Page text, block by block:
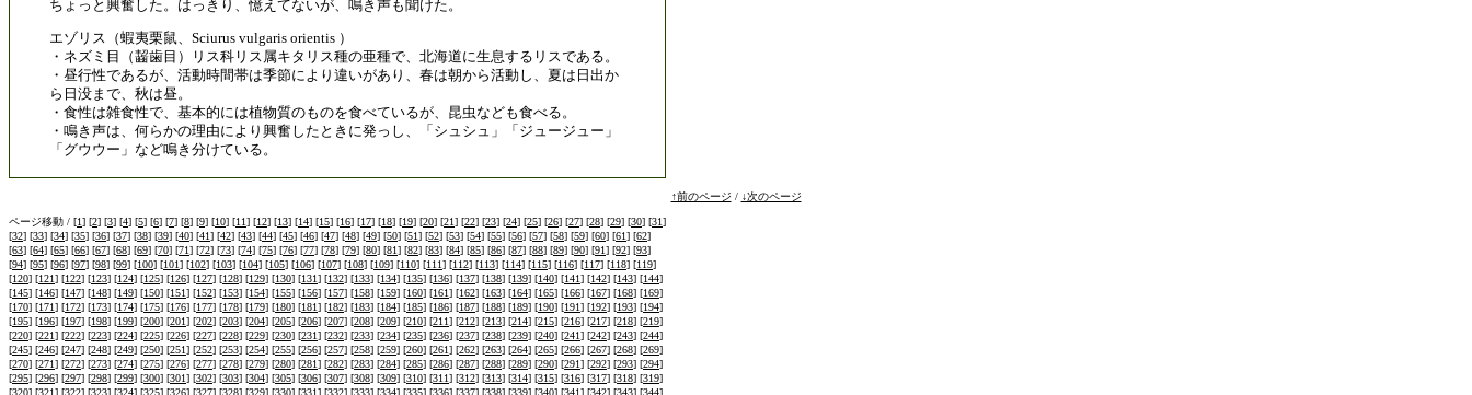
ちょっと興奮した。はっきり、憶えてないが、鳴き声も聞けた。
エゾリス（蝦夷栗鼠、Sciurus vulgaris orientis ）
・ネズミ目（齧歯目）リス科リス属キタリス種の亜種で、北海道に生息するリスである。
・昼行性であるが、活動時間帯は季節により違いがあり、春は朝から活動し、夏は日出か
ら日没まで、秋は昼。
・食性は雑食性で、基本的には植物質のものを食べているが、昆虫なども食べる。
・鳴き声は、何らかの理由により興奮したときに発っし、「シュシュ」「ジュージュー」
「グウウー」など鳴き分けている。
↑前のページ / ↓次のページ
ページ移動 / [1] [2] [3] [4] [5] [6] [7] [8] [9] [10] [11] [12] [13] [14] [15] [16] [17] [18] [19] [20] [21] [22] [23] [24] [25] [26] [27] [28] [29] [30] [31]
[32] [33] [34] [35] [36] [37] [38] [39] [40] [41] [42] [43] [44] [45] [46] [47] [48] [49] [50] [51] [52] [53] [54] [55] [56] [57] [58] [59] [60] [61] [62]
[63] [64] [65] [66] [67] [68] [69] [70] [71] [72] [73] [74] [75] [76] [77] [78] [79] [80] [81] [82] [83] [84] [85] [86] [87] [88] [89] [90] [91] [92] [93]
[94] [95] [96] [97] [98] [99] [100] [101] [102] [103] [104] [105] [106] [107] [108] [109] [110] [111] [112] [113] [114] [115] [116] [117] [118] [119]
[120] [121] [122] [123] [124] [125] [126] [127] [128] [129] [130] [131] [132] [133] [134] [135] [136] [137] [138] [139] [140] [141] [142] [143] [144]
[145] [146] [147] [148] [149] [150] [151] [152] [153] [154] [155] [156] [157] [158] [159] [160] [161] [162] [163] [164] [165] [166] [167] [168] [169]
[170] [171] [172] [173] [174] [175] [176] [177] [178] [179] [180] [181] [182] [183] [184] [185] [186] [187] [188] [189] [190] [191] [192] [193] [194]
[195] [196] [197] [198] [199] [200] [201] [202] [203] [204] [205] [206] [207] [208] [209] [210] [211] [212] [213] [214] [215] [216] [217] [218] [219]
[220] [221] [222] [223] [224] [225] [226] [227] [228] [229] [230] [231] [232] [233] [234] [235] [236] [237] [238] [239] [240] [241] [242] [243] [244]
[245] [246] [247] [248] [249] [250] [251] [252] [253] [254] [255] [256] [257] [258] [259] [260] [261] [262] [263] [264] [265] [266] [267] [268] [269]
[270] [271] [272] [273] [274] [275] [276] [277] [278] [279] [280] [281] [282] [283] [284] [285] [286] [287] [288] [289] [290] [291] [292] [293] [294]
[295] [296] [297] [298] [299] [300] [301] [302] [303] [304] [305] [306] [307] [308] [309] [310] [311] [312] [313] [314] [315] [316] [317] [318] [319]
[320] [321] [322] [323] [324] [325] [326] [327] [328] [329] [330] [331] [332] [333] [334] [335] [336] [337] [338] [339] [340] [341] [342] [343] [344]